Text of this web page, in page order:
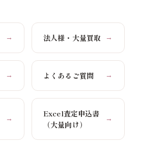
→ 法人様・大量買取 →
→ よくあるご質問 →
→
Excel査定申込書
（大量向け）
→